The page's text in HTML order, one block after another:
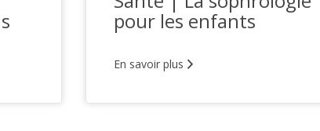
pour les enfants
En savoir plus